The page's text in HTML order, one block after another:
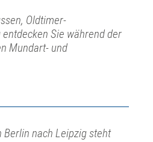
Oldtimer-
Sie während der
Mundart- und
nach Leipzig steht